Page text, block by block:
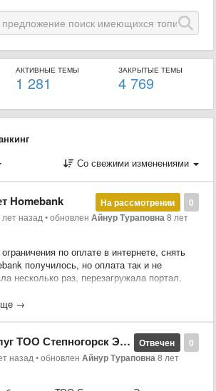
АКТИВНЫЕ ТЕМЫ
1 281
ЗАКРЫТЫЕ ТЕМЫ
4 769
Со свежими изменениями
0
На рассмотрении
Homebank
лет назад•обновленАйнур Тураповна8 лет
по оплате в интернете, снять
получилось, но оплата так и не
несколько раз, перезагружала портал,
пришлось переводить деньги с кредитки
мне заявила, что это я виновата и
только у меня проблемы. Прошу
Ваших операторов, и в отношении
Если Вы вводите на сайте в
→
0
Отвечен
Степногорск Энерготранзит
назад•обновленАйнур Тураповна8 лет